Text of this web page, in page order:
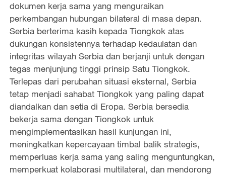
dokumen kerja sama yang menguraikan
perkembangan hubungan bilateral di masa depan.
Serbia berterima kasih kepada Tiongkok atas
dukungan konsistennya terhadap kedaulatan dan
integritas wilayah Serbia dan berjanji untuk dengan
tegas menjunjung tinggi prinsip Satu Tiongkok.
Terlepas dari perubahan situasi eksternal, Serbia
tetap menjadi sahabat Tiongkok yang paling dapat
diandalkan dan setia di Eropa. Serbia bersedia
bekerja sama dengan Tiongkok untuk
mengimplementasikan hasil kunjungan ini,
meningkatkan kepercayaan timbal balik strategis,
memperluas kerja sama yang saling menguntungkan,
memperkuat kolaborasi multilateral, dan mendorong